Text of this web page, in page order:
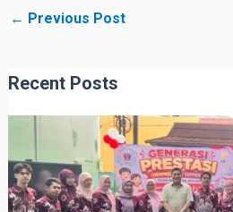
← Previous Post
Recent Posts